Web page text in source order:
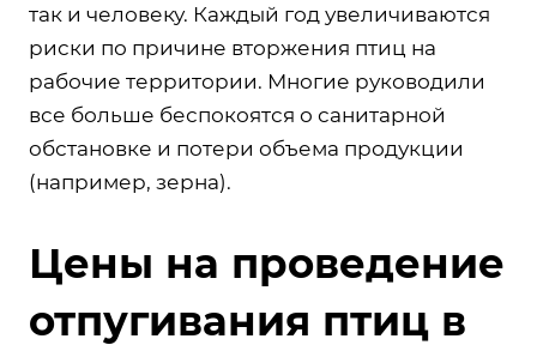
так и человеку. Каждый год увеличиваются
риски по причине вторжения птиц на
рабочие территории. Многие руководили
все больше беспокоятся о санитарной
обстановке и потери объема продукции
(например, зерна).
Цены на проведение
отпугивания птиц в